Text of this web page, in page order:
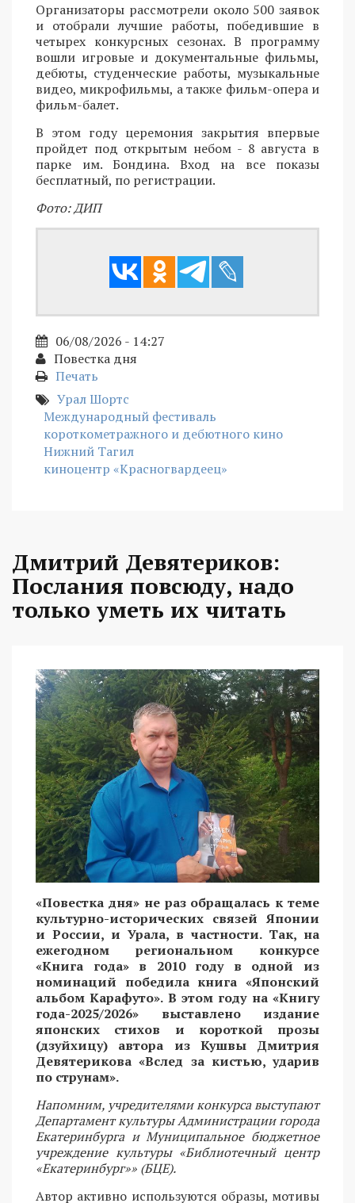
Организаторы рассмотрели около 500 заявок
и отобрали лучшие работы, победившие в
четырех конкурсных сезонах. В программу
вошли игровые и документальные фильмы,
дебюты, студенческие работы, музыкальные
видео, микрофильмы, а также фильм-опера и
фильм-балет.
В этом году церемония закрытия впервые
пройдет под открытым небом - 8 августа в
парке им. Бондина. Вход на все показы
бесплатный, по регистрации.
Фото: ДИП
06/08/2026 - 14:27
Повестка дня
Печать
Урал Шортс
Международный фестиваль
короткометражного и дебютного кино
Нижний Тагил
киноцентр «Красногвардеец»
Дмитрий Девятериков:
Послания повсюду, надо
только уметь их читать
«Повестка дня» не раз обращалась к теме
культурно-исторических связей Японии
и России, и Урала, в частности. Так, на
ежегодном региональном конкурсе
«Книга года» в 2010 году в одной из
номинаций победила книга «Японский
альбом Карафуто». В этом году на «Книгу
года-2025/2026» выставлено издание
японских стихов и короткой прозы
(дзуйхицу) автора из Кушвы Дмитрия
Девятерикова «Вслед за кистью, ударив
по струнам».
Напомним, учредителями конкурса выступают
Департамент культуры Администрации города
Екатеринбурга и Муниципальное бюджетное
учреждение культуры «Библиотечный центр
«Екатеринбург»» (БЦЕ).
Автор активно используются образы, мотивы